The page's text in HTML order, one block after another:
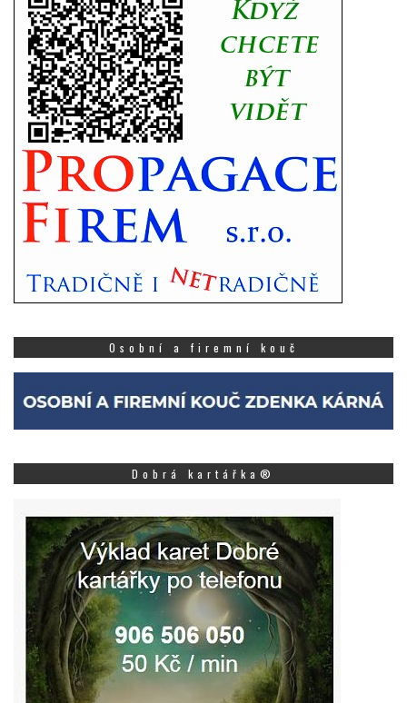
Osobní a firemní kouč
Dobrá kartářka®